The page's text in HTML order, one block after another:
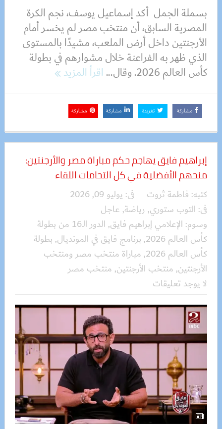
بسملة الجمل أكد إسماعيل يوسف، نجم الكرة
المصرية السابق، أن منتخب مصر لم يخسر أمام
الأرجنتين داخل أرض الملعب، مشيدًا بالمستوى
الذي ظهر به الفراعنة خلال مشوارهم في بطولة
كأس العالم 2026. وقال...
اقرأ المزيد
مشاركة تغريدة مشاركة مشاركة
إبراهيم فايق يهاجم حكم مباراة مصر والأرجنتين:
منحهم الأفضلية في كل التحامات اللقاء
كتبه: فاطمة ثروت فى: يوليو 09, 2026
فى: التوب ستوري, رياضة, عاجل
وسوم: الإعلامي إبراهيم فايق,
الدور الـ16 من بطولة
كأس العالم 2026
, برنامج فايق في المونديال, بطولة
كأس العالم 2026
, مباراة منتخب مصر ومنتخب
الأرجنتين, منتخب الأرجنتين, منتخب مصر
لا يوجد تعليقات